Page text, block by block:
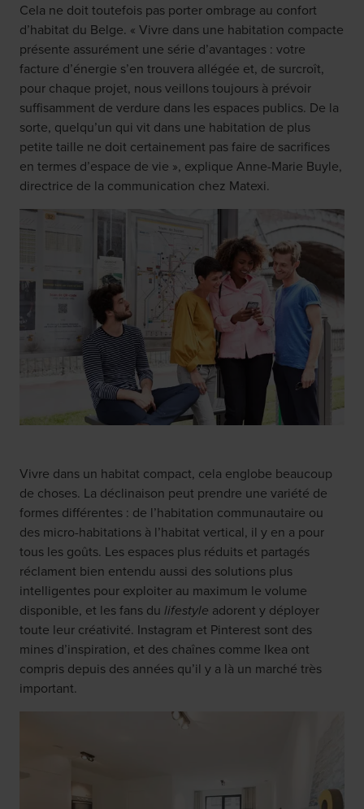
Cela ne doit toutefois pas porter ombrage au confort
d’habitat du Belge. « Vivre dans une habitation compacte
présente assurément une série d’avantages : votre
facture d’énergie s’en trouvera allégée et, de surcroît,
pour chaque projet, nous veillons toujours à prévoir
suffisamment de verdure dans les espaces publics. De la
sorte, quelqu’un qui vit dans une habitation de plus
petite taille ne doit certainement pas faire de sacrifices
en termes d’espace de vie », explique Anne-Marie Buyle,
directrice de la communication chez Matexi.
Vivre dans un habitat compact, cela englobe beaucoup
de choses. La déclinaison peut prendre une variété de
formes différentes : de l’habitation communautaire ou
des micro-habitations à l’habitat vertical, il y en a pour
tous les goûts. Les espaces plus réduits et partagés
réclament bien entendu aussi des solutions plus
intelligentes pour exploiter au maximum le volume
disponible, et les fans du lifestyle adorent y déployer
toute leur créativité. Instagram et Pinterest sont des
mines d’inspiration, et des chaînes comme Ikea ont
compris depuis des années qu’il y a là un marché très
important.